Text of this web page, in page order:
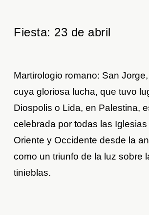
Fiesta: 23 de abril
Martirologio romano: San Jorge,
cuya gloriosa lucha, que tuvo
Diospolis o Lida, en Palestina,
celebrada por todas las Iglesias
Oriente y Occidente desde la
como un triunfo de la luz sobre
tinieblas.